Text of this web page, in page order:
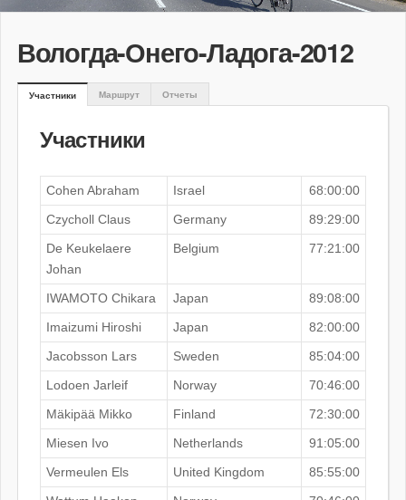
Вологда-Онего-Ладога-2012
Участники Маршрут Отчеты
Участники
Cohen Abraham Israel
68:00:00
Czycholl Claus
Germany
89:29:00
De Keukelaere
Johan
Belgium 77:21:00
IWAMOTO Chikara Japan
89:08:00
Imaizumi Hiroshi
Japan
82:00:00
Jacobsson Lars
Sweden
85:04:00
Lodoen Jarleif
Norway
70:46:00
Mäkipää Mikko
Finland
72:30:00
Miesen Ivo
Netherlands
91:05:00
Vermeulen Els
United Kingdom
85:55:00